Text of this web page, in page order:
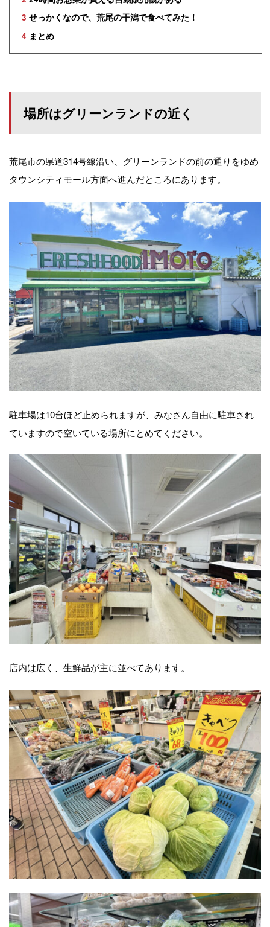
3 せっかくなので、荒尾の干潟で食べてみた！
4 まとめ
場所はグリーンランドの近く
荒尾市の県道314号線沿い、グリーンランドの前の通りをゆめ
タウンシティモール方面へ進んだところにあります。
駐車場は10台ほど止められますが、みなさん自由に駐車され
ていますので空いている場所にとめてください。
店内は広く、生鮮品が主に並べてあります。